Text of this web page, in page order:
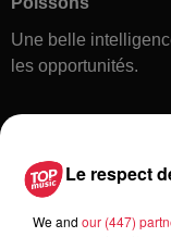
Une belle
les opportunités.
Le respect
We and our (447)